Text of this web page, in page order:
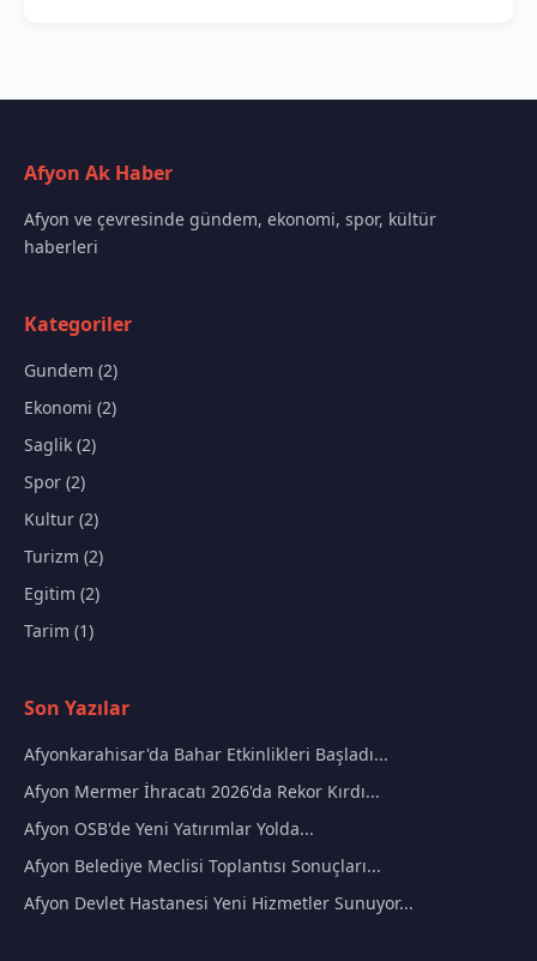
Afyon Ak Haber
Afyon ve çevresinde gündem, ekonomi, spor, kültür
haberleri
Kategoriler
Gundem (2)
Ekonomi (2)
Saglik (2)
Spor (2)
Kultur (2)
Turizm (2)
Egitim (2)
Tarim (1)
Son Yazılar
Afyonkarahisar'da Bahar Etkinlikleri Başladı...
Afyon Mermer İhracatı 2026'da Rekor Kırdı...
Afyon OSB'de Yeni Yatırımlar Yolda...
Afyon Belediye Meclisi Toplantısı Sonuçları...
Afyon Devlet Hastanesi Yeni Hizmetler Sunuyor...